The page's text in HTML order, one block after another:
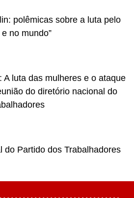
polêmicas sobre a luta pelo
no mundo”
A luta das mulheres e o ataque
do diretório nacional do
do Partido dos Trabalhadores